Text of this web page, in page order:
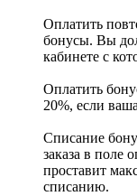
Оплатить
бонусы. Вы
кабинете с
Оплатить
20%, если
Списание
заказа в поле
проставит
списанию.